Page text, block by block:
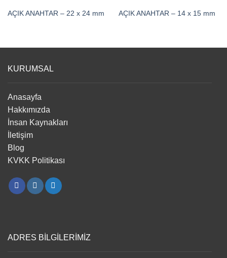
AÇIK ANAHTAR – 22 x 24 mm AÇIK ANAHTAR – 14 x 15 mm
KURUMSAL
Anasayfa
Hakkımızda
İnsan Kaynakları
İletişim
Blog
KVKK Politikası
ADRES BİLGİLERİMİZ